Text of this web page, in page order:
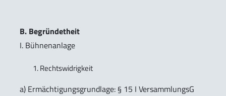
B. Begründetheit
I. Bühnenanlage
Rechtswidrigkeit
a) Ermächtigungsgrundlage: § 15 I VersammlungsG